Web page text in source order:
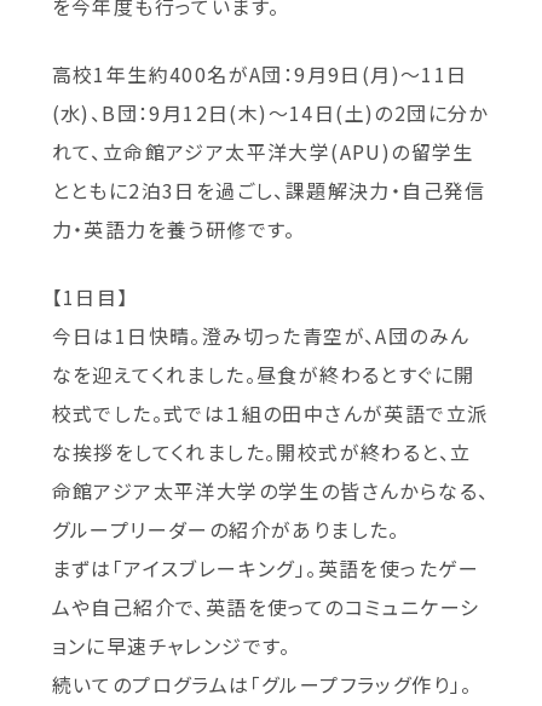
を今年度も行っています。
高校1年生約400名がA団：9月9日(月)～11日
(水)、B団：9月12日(木)～14日(土)の2団に分か
れて、立命館アジア太平洋大学(APU)の留学生
とともに2泊3日を過ごし、課題解決力・自己発信
力・英語力を養う研修です。
【1日目】
今日は1日快晴。澄み切った青空が、A団のみん
なを迎えてくれました。昼食が終わるとすぐに開
校式でした。式では１組の田中さんが英語で立派
な挨拶をしてくれました。開校式が終わると、立
命館アジア太平洋大学の学生の皆さんからなる、
グループリーダーの紹介がありました。
まずは「アイスブレーキング」。英語を使ったゲー
ムや自己紹介で、英語を使ってのコミュニケーシ
ョンに早速チャレンジです。
続いてのプログラムは「グループフラッグ作り」。